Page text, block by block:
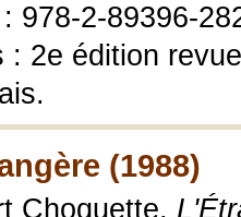
978-2-89396-
: 2e édition
(1988)
Choquette,